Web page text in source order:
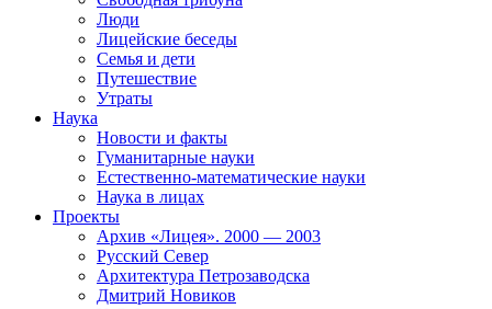
Люди
Лицейские беседы
Семья и дети
Путешествие
Утраты
Наука
Новости и факты
Гуманитарные науки
Естественно-математические науки
Наука в лицах
Проекты
Архив «Лицея». 2000 — 2003
Русский Север
Архитектура Петрозаводска
Дмитрий Новиков